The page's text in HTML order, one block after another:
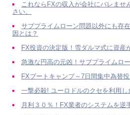
これならFXの収入が会社にバレませ
さい。
サブプライムローン問題以外にも存
因とは？
FX投資の決定版！雪ダルマ式に資産
急激な円高の元凶！サブプライムロ
FXブートキャンプ～7日間集中為替
一撃必殺! ユーロドルのクセを利用
月利３０％！FX業者のシステムを逆